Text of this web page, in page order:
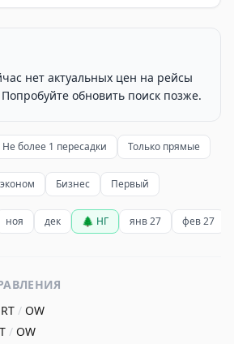
нет актуальных цен на рейсы
обновить поиск позже.
Не более 1 пересадки Только прямые
Бизнес Первый
ноя дек 🌲 НГ янв 27 фев 27
RT / OW
/ OW